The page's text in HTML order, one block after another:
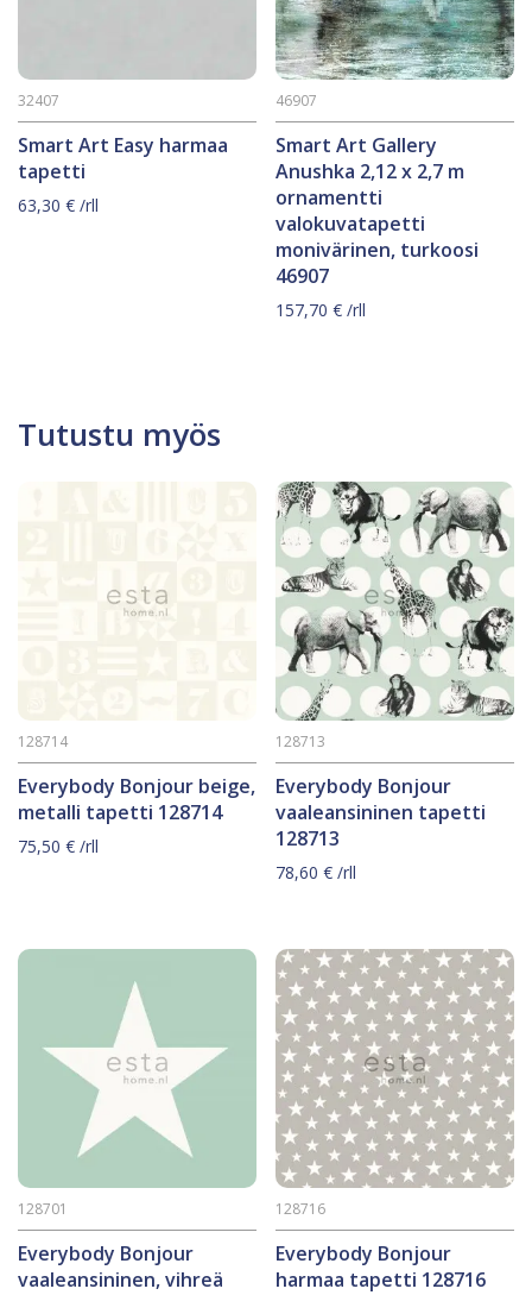
Smart Art Easy harmaa
tapetti
32407
63,30 € /rll
Smart Art Gallery
Anushka 2,12 x 2,7 m
ornamentti
valokuvatapetti
monivärinen, turkoosi
46907
46907
157,70€ /rll
Tutustu myös
Everybody Bonjour beige,
metalli tapetti 128714
128714
75,50 € /rll
Everybody Bonjour
vaaleansininen tapetti
128713
128713
78,60€ /rll
Everybody Bonjour
vaaleansininen, vihreä
128701
Everybody Bonjour
harmaa tapetti 128716
128716